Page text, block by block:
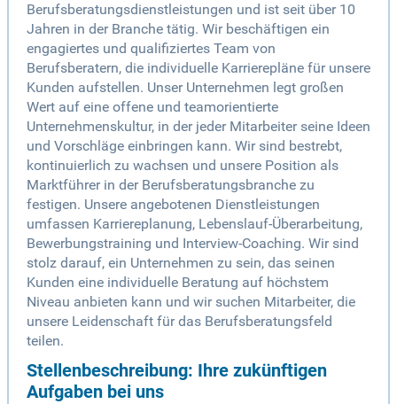
Berufsberatungsdienstleistungen und ist seit über 10
Jahren in der Branche tätig. Wir beschäftigen ein
engagiertes und qualifiziertes Team von
Berufsberatern, die individuelle Karrierepläne für unsere
Kunden aufstellen. Unser Unternehmen legt großen
Wert auf eine offene und teamorientierte
Unternehmenskultur, in der jeder Mitarbeiter seine Ideen
und Vorschläge einbringen kann. Wir sind bestrebt,
kontinuierlich zu wachsen und unsere Position als
Marktführer in der Berufsberatungsbranche zu
festigen. Unsere angebotenen Dienstleistungen
umfassen Karriereplanung, Lebenslauf-Überarbeitung,
Bewerbungstraining und Interview-Coaching. Wir sind
stolz darauf, ein Unternehmen zu sein, das seinen
Kunden eine individuelle Beratung auf höchstem
Niveau anbieten kann und wir suchen Mitarbeiter, die
unsere Leidenschaft für das Berufsberatungsfeld
teilen.
Stellenbeschreibung: Ihre zukünftigen
Aufgaben bei uns